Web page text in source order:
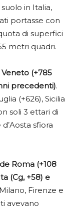
in Italia,
portasse con
di superfici
metri quadri.
(+785
precedenti).
(+626), Sicilia
soli 3 ettari di
sfiora
Roma (+108
(Cg, +58) e
Firenze e
avevano